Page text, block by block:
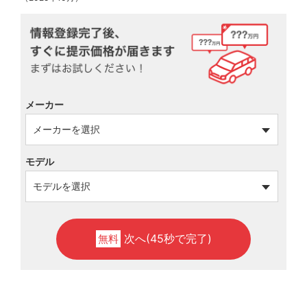
メーカー
モデル
無料 次へ(45秒で完了)